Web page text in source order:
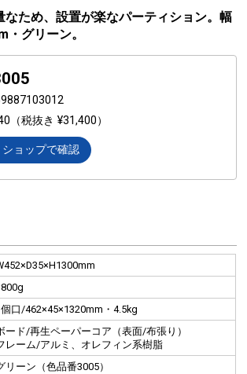
なため、設置が楽なパーティション。幅
グリーン。
（税抜き ¥31,400）
ショップで確認
口/462×45×1320mm・4.5kg
ード/再生ペーパーコア（表面/布張り）
レーム/アルミ、オレフィン系樹脂
リーン（色品番3005）